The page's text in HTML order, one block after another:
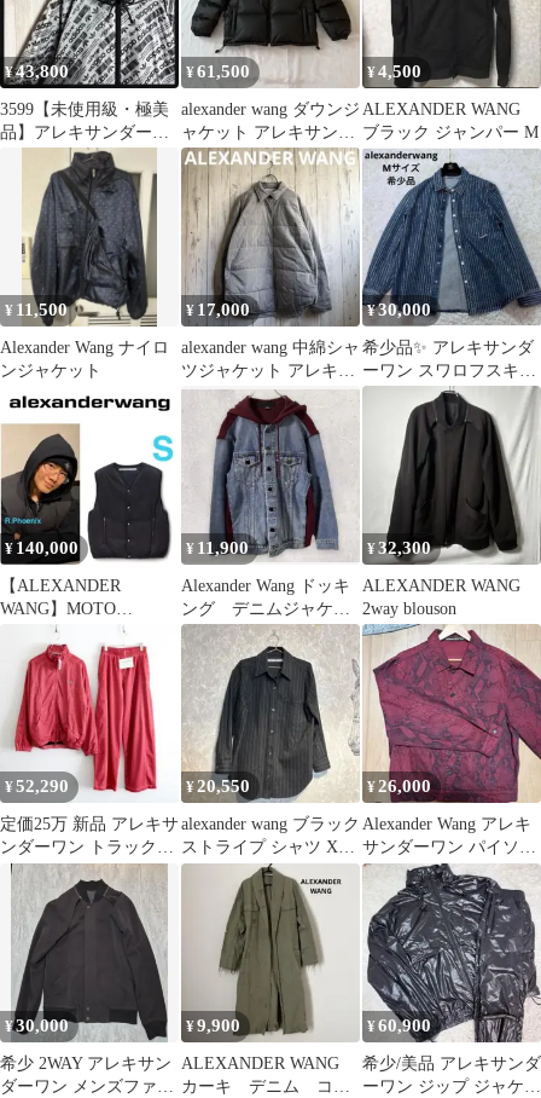
¥43,800
3599【未使用級・極美
品】アレキサンダーワ
ン 総柄リバーシブル ナ
イロンコート
¥61,500
alexander wang ダウンジ
ャケット アレキサンダ
ーワン L ブラック
¥4,500
ALEXANDER WANG
ブラック ジャンパー M
¥ 11,500
Alexander Wang ナイロ
ンジャケット
¥ 17,000
alexander wang 中綿シャ
ツジャケット アレキサ
ンダーワン
¥30,000
希少品✨ アレキサンダ
ーワン スワロフスキー
デニム デニムジャケッ
¥ 140,000
【ALEXANDER
WANG】MOTO
PUFFER VEST S
¥ 11,900
Alexander Wang ドッキ
ング デニムジャケッ
ト
¥32,300
ALEXANDER WANG
2way blouson
¥52,290
定価25万 新品 アレキサ
ンダーワン トラックセ
ットアップ XS ユニセ
ックス
¥20,550
alexander wang ブラック
ストライプ シャツ XS
美品
¥26,000
Alexander Wang アレキ
サンダーワン パイソン
柄 デニムジャケット
¥30,000
希少 2WAY アレキサン
ダーワン メンズファー
¥9,900
ALEXANDER WANG
カーキ デニム コー
¥60,900
希少/美品 アレキサンダ
ーワン ジップ ジャケッ